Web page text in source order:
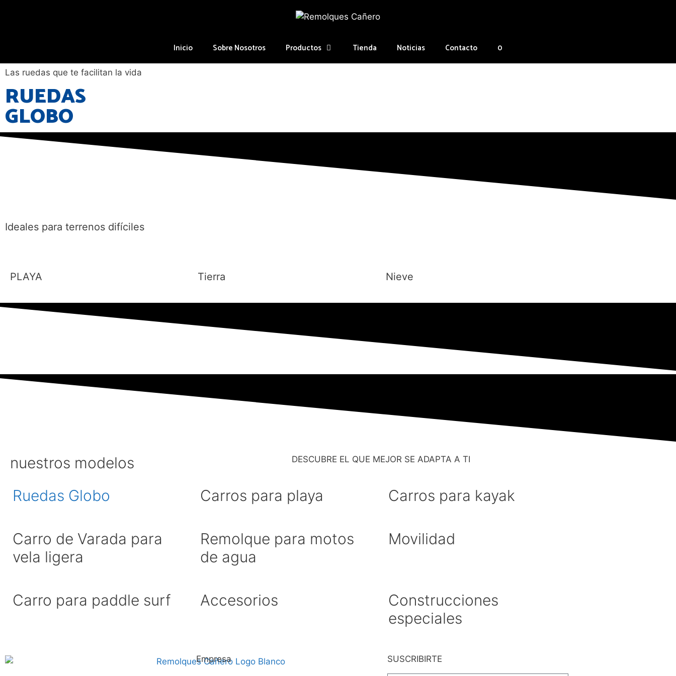
Inicio Sobre Nosotros Productos Tienda Noticias Contacto 0
Las ruedas que te facilitan la vida
RUEDAS
GLOBO
Ideales para terrenos difíciles
PLAYA Tierra Nieve
nuestros modelos DESCUBRE EL QUE MEJOR SE ADAPTA A TI
Ruedas Globo Carros para playa Carros para kayak
Carro de Varada para
vela ligera
Remolque para motos
de agua
Movilidad
Carro para paddle surf Accesorios
Construcciones
especiales
Empresa SUSCRIBIRTE